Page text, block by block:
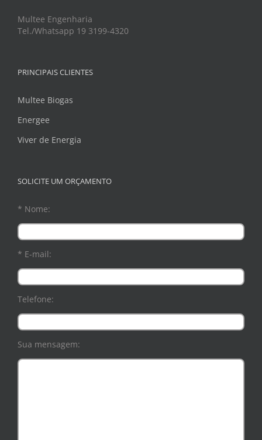
Multee Engenharia
Tel./Whatsapp 19 3199-4320
PRINCIPAIS CLIENTES
Multee Biogas
Energee
Viver de Energia
SOLICITE UM ORÇAMENTO
* Nome:
* E-mail:
Telefone:
Sua mensagem: